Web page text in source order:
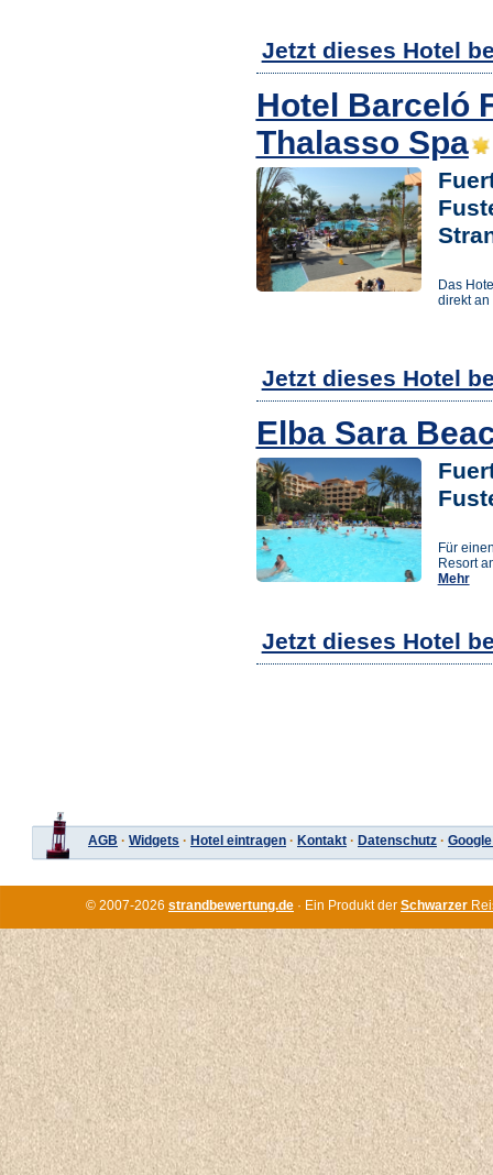
Jetzt dieses Hotel
Hotel Barceló
Thalasso Spa
Das
direkt an
Jetzt dieses Hotel
Elba Sara
Für
Resort
Mehr
Jetzt dieses Hotel
AGB · Widgets · Hotel eintragen · Kontakt · Datenschutz ·
© 2007-2026 strandbewertung.de · Ein Produkt der Schwarzer